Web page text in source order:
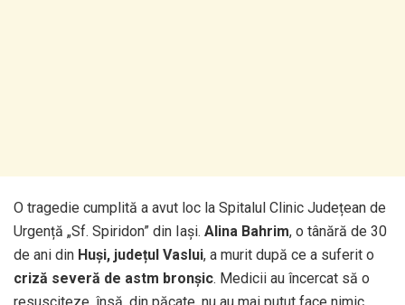
O tragedie cumplită a avut loc la Spitalul Clinic Județean de
Urgență „Sf. Spiridon” din Iași. Alina Bahrim, o tânără de 30
de ani din Huși, județul Vaslui, a murit după ce a suferit o
criză severă de astm bronșic. Medicii au încercat să o
resusciteze, însă, din păcate, nu au mai putut face nimic